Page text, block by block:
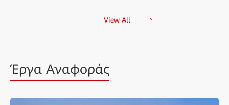
View All
Έργα Αναφοράς